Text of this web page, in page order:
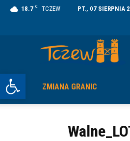
Otwórz pasek narzędzi
18.7 C TCZEW PT., 07 SIERPNIA
ZMIANA GRANIC